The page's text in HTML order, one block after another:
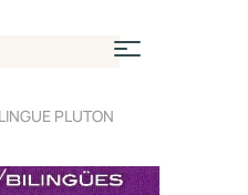
PLUTON